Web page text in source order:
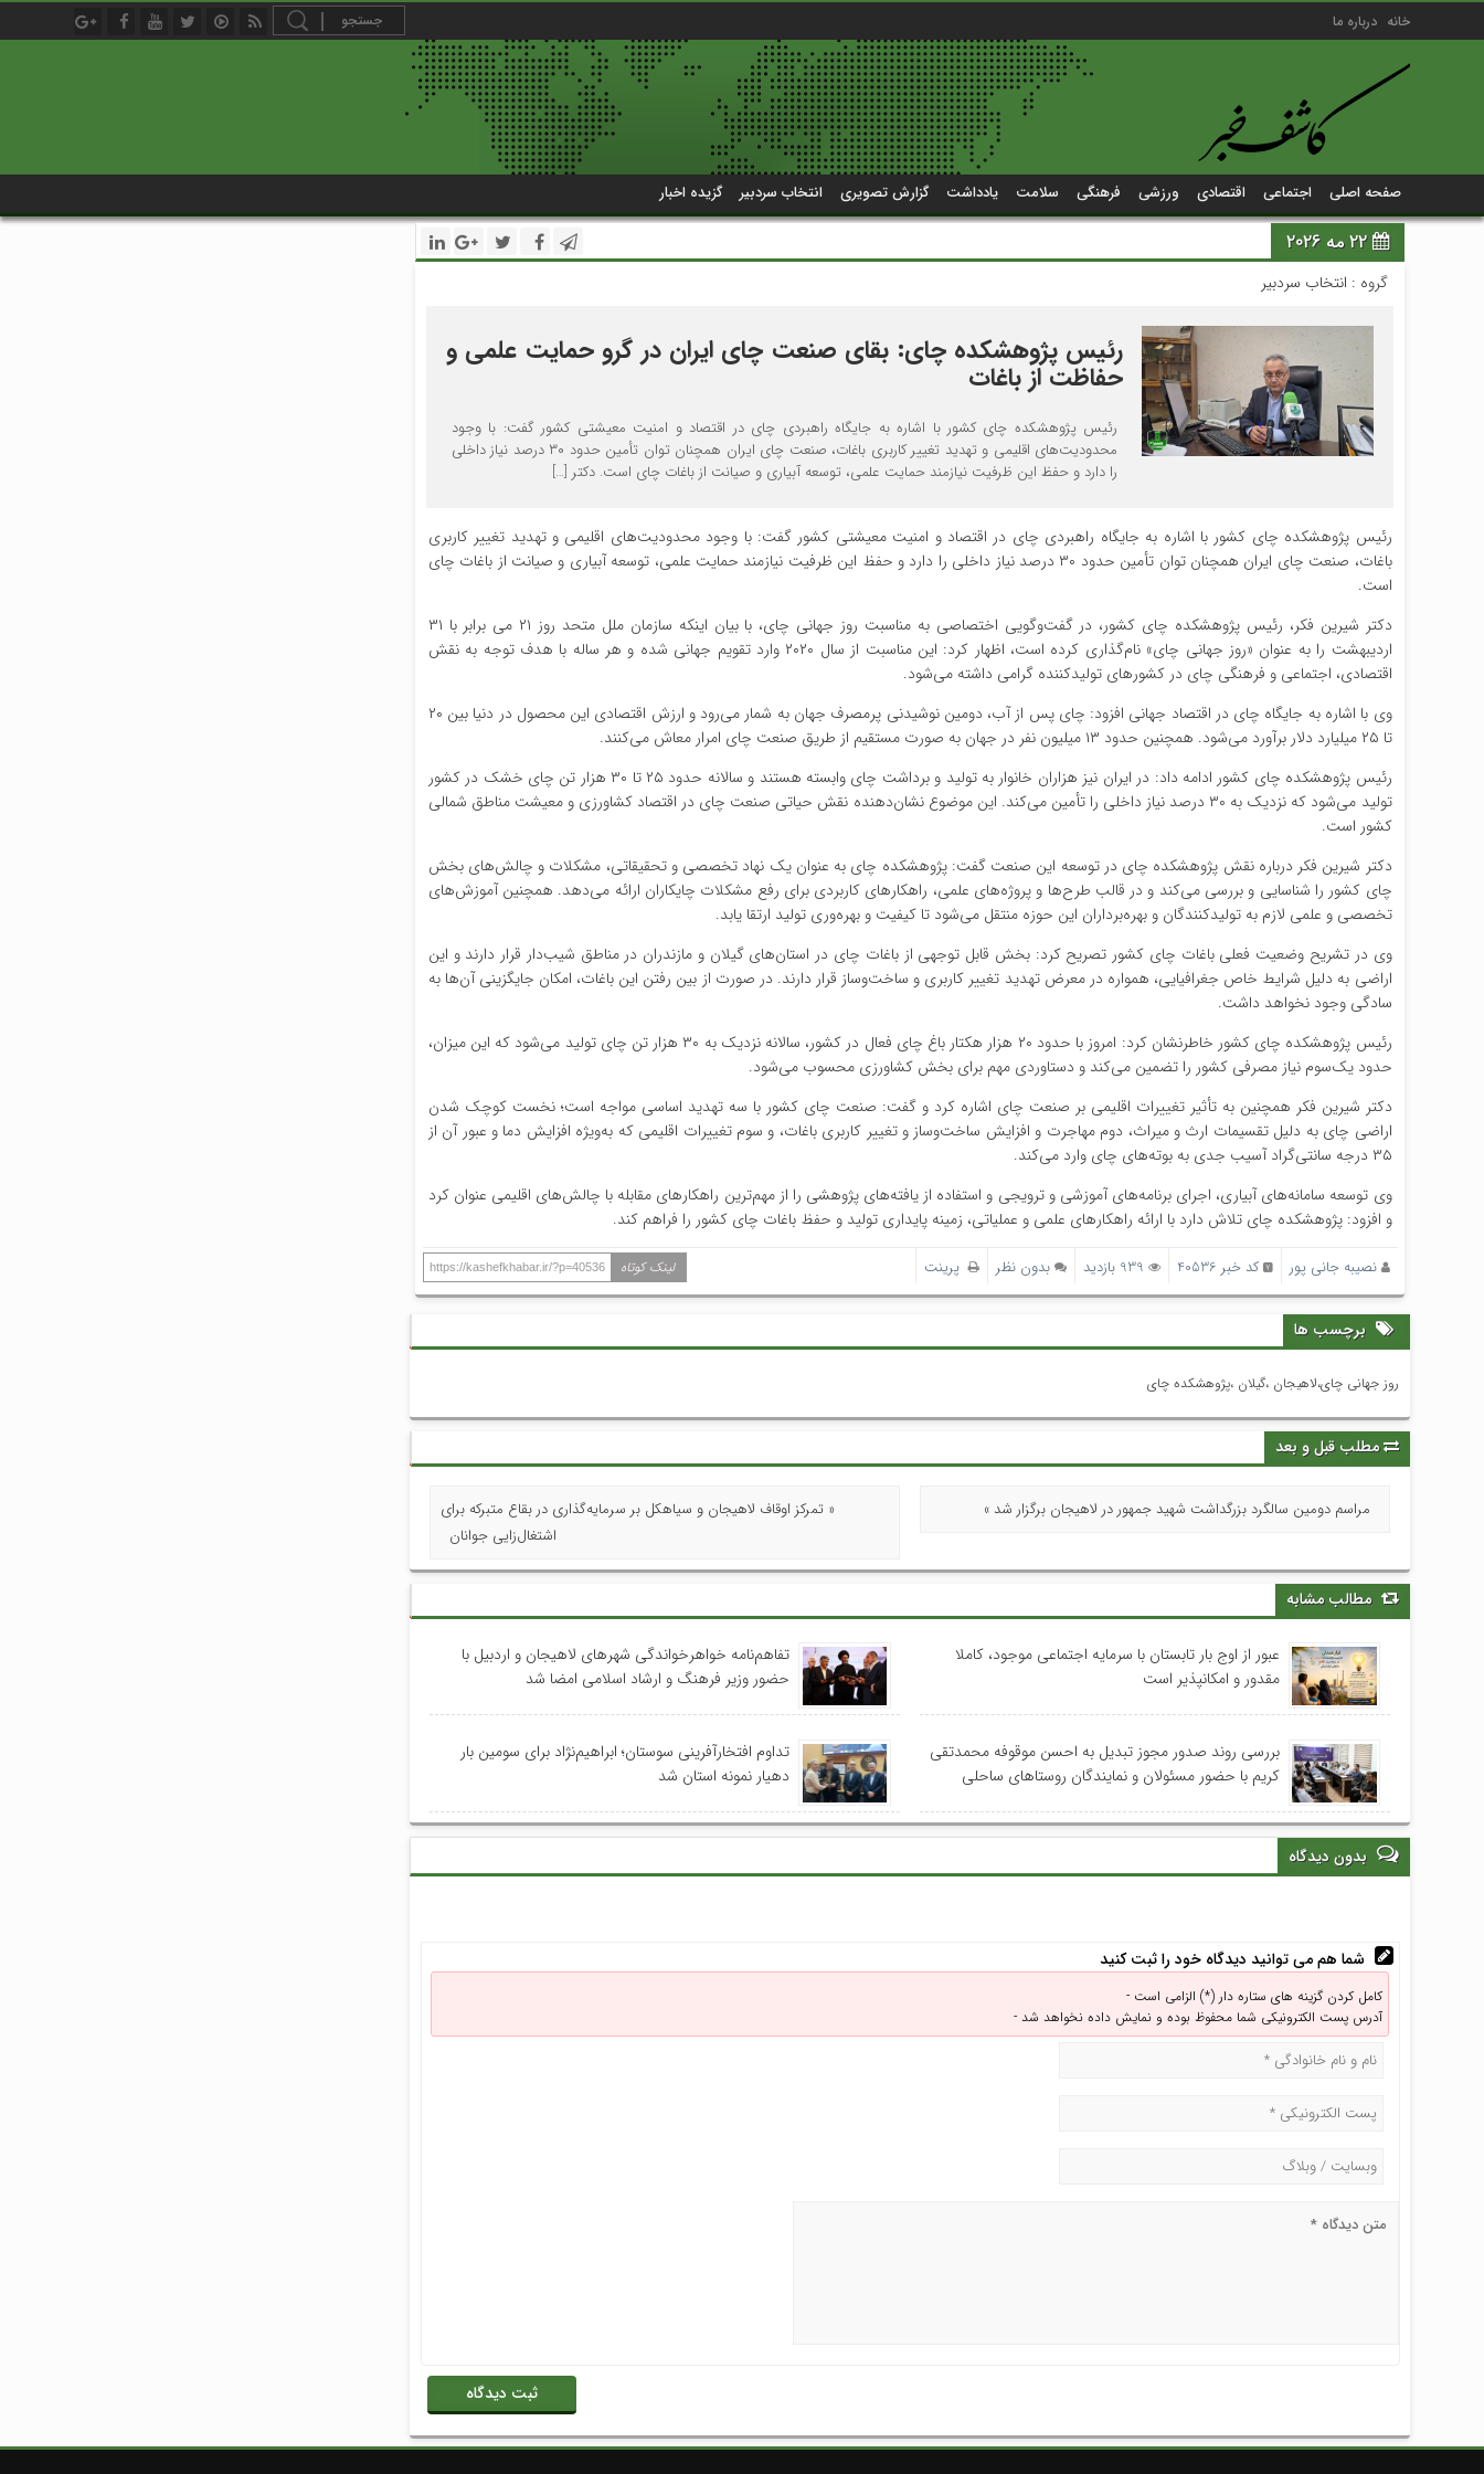
خانه درباره ما
صفحه اصلی اجتماعی اقتصادی ورزشی فرهنگی سلامت یادداشت گزارش تصویری انتخاب سردبیر گزیده اخبار
22 مه 2026
گروه : انتخاب سردبیر
رئیس پژوهشکده چای: بقای صنعت چای ایران در گرو حمایت علمی و
حفاظت از باغات
رئیس پژوهشکده چای کشور با اشاره به جایگاه راهبردی چای در اقتصاد و امنیت معیشتی کشور گفت: با وجود
محدودیت‌های اقلیمی و تهدید تغییر کاربری باغات، صنعت چای ایران همچنان توان تأمین حدود ۳۰ درصد نیاز داخلی
را دارد و حفظ این ظرفیت نیازمند حمایت علمی، توسعه آبیاری و صیانت از باغات چای است. دکتر […]
رئیس پژوهشکده چای کشور با اشاره به جایگاه راهبردی چای در اقتصاد و امنیت معیشتی کشور گفت: با وجود محدودیت‌های اقلیمی و تهدید تغییر کاربری
باغات، صنعت چای ایران همچنان توان تأمین حدود ۳۰ درصد نیاز داخلی را دارد و حفظ این ظرفیت نیازمند حمایت علمی، توسعه آبیاری و صیانت از باغات چای
است.
دکتر شیرین فکر، رئیس پژوهشکده چای کشور، در گفت‌وگویی اختصاصی به مناسبت روز جهانی چای، با بیان اینکه سازمان ملل متحد روز ۲۱ می برابر با ۳۱
اردیبهشت را به عنوان «روز جهانی چای» نام‌گذاری کرده است، اظهار کرد: این مناسبت از سال ۲۰۲۰ وارد تقویم جهانی شده و هر ساله با هدف توجه به نقش
اقتصادی، اجتماعی و فرهنگی چای در کشورهای تولیدکننده گرامی داشته می‌شود.
وی با اشاره به جایگاه چای در اقتصاد جهانی افزود: چای پس از آب، دومین نوشیدنی پرمصرف جهان به شمار می‌رود و ارزش اقتصادی این محصول در دنیا بین ۲۰
تا ۲۵ میلیارد دلار برآورد می‌شود. همچنین حدود ۱۳ میلیون نفر در جهان به صورت مستقیم از طریق صنعت چای امرار معاش می‌کنند.
رئیس پژوهشکده چای کشور ادامه داد: در ایران نیز هزاران خانوار به تولید و برداشت چای وابسته هستند و سالانه حدود ۲۵ تا ۳۰ هزار تن چای خشک در کشور
تولید می‌شود که نزدیک به ۳۰ درصد نیاز داخلی را تأمین می‌کند. این موضوع نشان‌دهنده نقش حیاتی صنعت چای در اقتصاد کشاورزی و معیشت مناطق شمالی
کشور است.
دکتر شیرین فکر درباره نقش پژوهشکده چای در توسعه این صنعت گفت: پژوهشکده چای به عنوان یک نهاد تخصصی و تحقیقاتی، مشکلات و چالش‌های بخش
چای کشور را شناسایی و بررسی می‌کند و در قالب طرح‌ها و پروژه‌های علمی، راهکارهای کاربردی برای رفع مشکلات چایکاران ارائه می‌دهد. همچنین آموزش‌های
تخصصی و علمی لازم به تولیدکنندگان و بهره‌برداران این حوزه منتقل می‌شود تا کیفیت و بهره‌وری تولید ارتقا یابد.
وی در تشریح وضعیت فعلی باغات چای کشور تصریح کرد: بخش قابل توجهی از باغات چای در استان‌های گیلان و مازندران در مناطق شیب‌دار قرار دارند و این
اراضی به دلیل شرایط خاص جغرافیایی، همواره در معرض تهدید تغییر کاربری و ساخت‌وساز قرار دارند. در صورت از بین رفتن این باغات، امکان جایگزینی آن‌ها به
سادگی وجود نخواهد داشت.
رئیس پژوهشکده چای کشور خاطرنشان کرد: امروز با حدود ۲۰ هزار هکتار باغ چای فعال در کشور، سالانه نزدیک به ۳۰ هزار تن چای تولید می‌شود که این میزان،
حدود یک‌سوم نیاز مصرفی کشور را تضمین می‌کند و دستاوردی مهم برای بخش کشاورزی محسوب می‌شود.
دکتر شیرین فکر همچنین به تأثیر تغییرات اقلیمی بر صنعت چای اشاره کرد و گفت: صنعت چای کشور با سه تهدید اساسی مواجه است؛ نخست کوچک شدن
اراضی چای به دلیل تقسیمات ارث و میراث، دوم مهاجرت و افزایش ساخت‌وساز و تغییر کاربری باغات، و سوم تغییرات اقلیمی که به‌ویژه افزایش دما و عبور آن از
۳۵ درجه سانتی‌گراد آسیب جدی به بوته‌های چای وارد می‌کند.
وی توسعه سامانه‌های آبیاری، اجرای برنامه‌های آموزشی و ترویجی و استفاده از یافته‌های پژوهشی را از مهم‌ترین راهکارهای مقابله با چالش‌های اقلیمی عنوان کرد
و افزود: پژوهشکده چای تلاش دارد با ارائه راهکارهای علمی و عملیاتی، زمینه پایداری تولید و حفظ باغات چای کشور را فراهم کند.
نصیبه جانی پور کد خبر 40536 بدون نظر پرینت لینک کوتاه https://kashefkhabar.ir/?p=40536
برچسب ها
روز جهانی چای،لاهیجان ،گیلان ،پژوهشکده چای
مطلب قبل و بعد
مراسم دومین سالگرد بزرگداشت شهید جمهور در لاهیجان برگزار شد »
« تمرکز اوقاف لاهیجان و سیاهکل بر سرمایه‌گذاری در بقاع متبرکه برای
اشتغال‌زایی جوانان
مطالب مشابه
عبور از اوج بار تابستان با سرمایه اجتماعی موجود، کاملا
مقدور و امکانپذیر است
تفاهم‌نامه خواهرخواندگی شهرهای لاهیجان و اردبیل با
حضور وزیر فرهنگ و ارشاد اسلامی امضا شد
بررسی روند صدور مجوز تبدیل به احسن موقوفه محمدتقی
کریم با حضور مسئولان و نمایندگان روستاهای ساحلی
تداوم افتخارآفرینی سوستان؛ ابراهیم‌نژاد برای سومین بار
دهیار نمونه استان شد
بدون دیدگاه
شما هم می توانید دیدگاه خود را ثبت کنید
کامل کردن گزینه های ستاره دار (*) الزامی است -
آدرس پست الکترونیکی شما محفوظ بوده و نمایش داده نخواهد شد -